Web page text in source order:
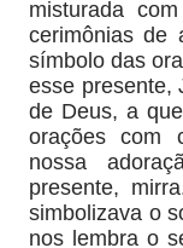
misturada
cerimônias de
símbolo das
esse presente,
de Deus, a
orações com
nossa
presente,
simbolizava o
nos lembra o